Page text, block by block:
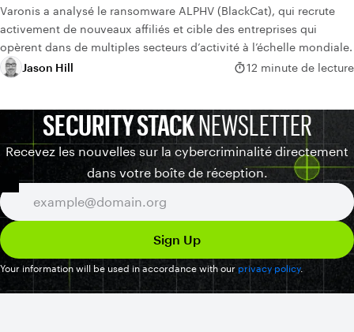
Varonis a analysé le ransomware ALPHV (BlackCat), qui recrute
activement de nouveaux affiliés et cible des entreprises qui
opèrent dans de multiples secteurs d’activité à l’échelle mondiale.
Jason Hill
12 minute de lecture
SECURITY STACKNEWSLETTER
Recevez les nouvelles sur la cybercriminalité directement
dans votre boîte de réception.
Your information will be used in accordance with our privacy policy.